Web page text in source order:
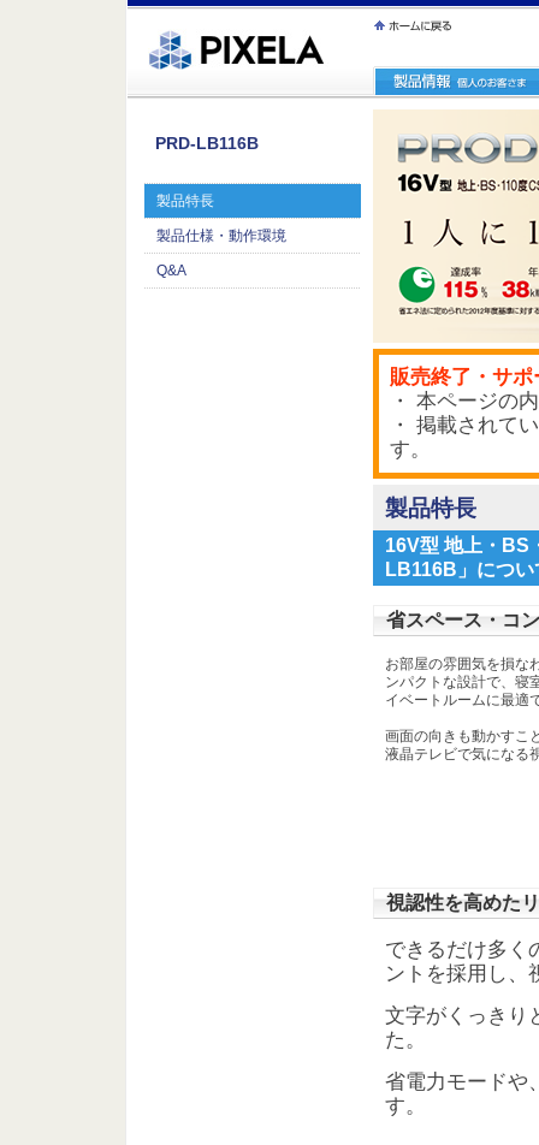
繝ｳ繧ｯ縺ｧ縺吶�
PRD-LB116B
製品特長
製品仕様・動作環境
Q&A
販売終了・サポ
・ 本ページの
・ 掲載されて
す。
製品特長
16V型 地上・BS
LB116B」につい
省スペース・コ
お部屋の雰囲気を損な
ンパクトな設計で、寝
イベートルームに最適
画面の向きも動かすこ
液晶テレビで気になる
視認性を高めた
できるだけ多く
ントを採用し、
文字がくっきり
た。
省電力モードや
す。